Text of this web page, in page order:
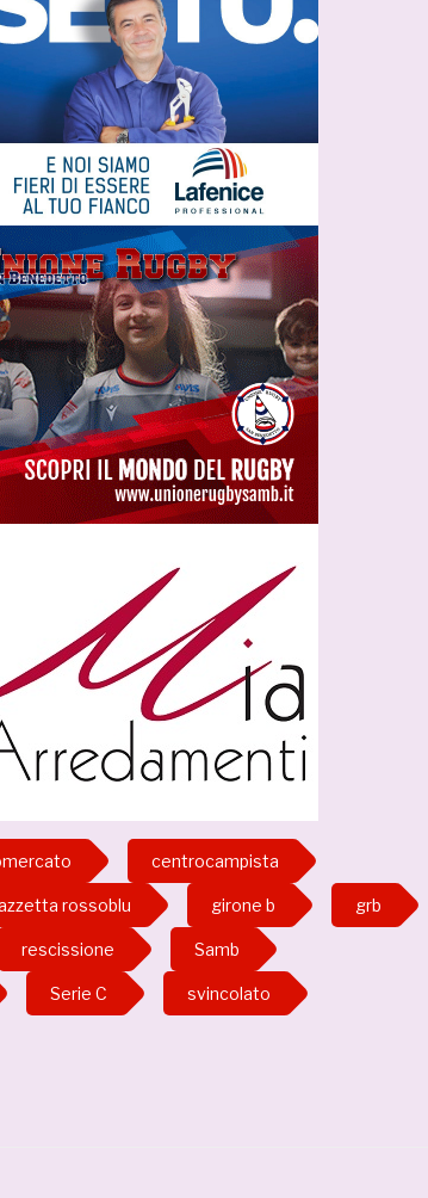
centrocampista
rossoblu girone b grb
rescissione Samb
Serie C svincolato